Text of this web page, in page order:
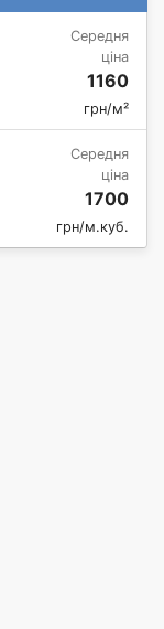
Середня
ціна
1160
грн/м²
Середня
ціна
1700
грн/м.куб.